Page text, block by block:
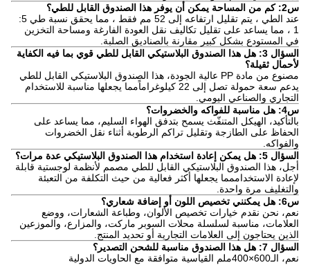
س2: كم من المساحة يمكن أن يوفر هذا الصندوق القابل للطي؟
عند الطي ، يتم تقليل ارتفاعه إلى 52 مم فقط ، مما يحقق نسبة طي 5:
1 ، مما يساعد على تقليل تكاليف نقل العودة الفارغة ومساحة التخزين
في المستودع بشكل كبير مقارنة بالصناديق الصلبة.
السؤال 3: هل هذا الصندوق البلاستيكي القابل للطي قوي بما فيه الكفاية
لأحمال ثقيلة؟
مصنوع من مادة PP عالية الجودة، هذا الصندوق البلاستيكي القابل للطي
يدعم سعة حمولة تصل إلى 22 كيلوغراماًمما يجعلها مناسبة للاستخدام
التجاري والصناعي اليومي.
س4: هل مناسبة للفواكه والخضروات؟
بالتأكيد، الهيكل المتنفّث يسمح بتدفق الهواء السليم، مما يساعد على
الحفاظ على الطازجة وتقليل تراكم الرطوبة أثناء نقل الخضروات
والفواكه.
السؤال 5: هل يمكن إعادة استخدام هذا الصندوق البلاستيكي عدة مرات؟
أجل، هذا الصندوق البلاستيكي القابل للطي مصمم لأنظمة لوجستية قابلة
لإعادة الاستخداممما يجعلها أكثر فعالية من حيث التكلفة من التعبئة
والتغليف مرة واحدة.
س6: هل يمكنني تخصيص اللون أو إضافة شعاري؟
نعم، نحن نقدم خيارات تخصيص الألوان، وطباعة الشعارات، ووضع
العلامات، مناسبة لسلسلة محلات السوبر ماركت، والمزارع، والموزعين
الذين يحتاجون إلى العلامات التجارية أو تحديد المنتج.
السؤال 7: هل هذا الصندوق مناسبة للشحن التصدير؟
نعم، الـ600×400ملم القياسية متوافقة مع الحاويات الدولية